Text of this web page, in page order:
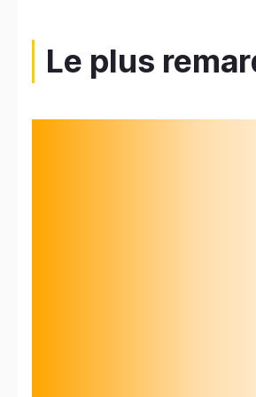
Le plus